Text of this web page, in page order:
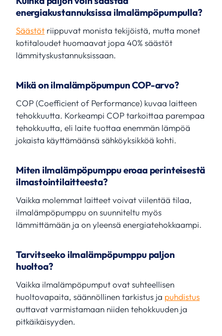
energiakustannuksissa ilmalämpöpumpulla?
Säästöt riippuvat monista tekijöistä, mutta monet
kotitaloudet huomaavat jopa 40% säästöt
lämmityskustannuksissaan.
Mikä on ilmalämpöpumpun COP-arvo?
COP (Coefficient of Performance) kuvaa laitteen
tehokkuutta. Korkeampi COP tarkoittaa parempaa
tehokkuutta, eli laite tuottaa enemmän lämpöä
jokaista käyttämäänsä sähköyksikköä kohti.
Miten ilmalämpöpumppu eroaa perinteisestä
ilmastointilaitteesta?
Vaikka molemmat laitteet voivat viilentää tilaa,
ilmalämpöpumppu on suunniteltu myös
lämmittämään ja on yleensä energiatehokkaampi.
Tarvitseeko ilmalämpöpumppu paljon
huoltoa?
Vaikka ilmalämpöpumput ovat suhteellisen
huoltovapaita, säännöllinen tarkistus ja puhdistus
auttavat varmistamaan niiden tehokkuuden ja
pitkäikäisyyden.